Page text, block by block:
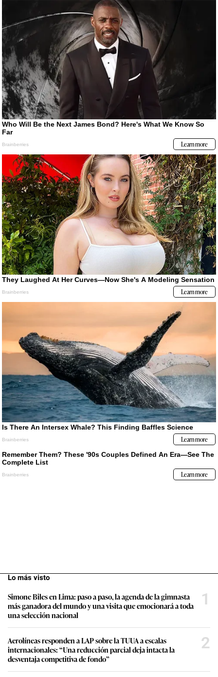
Lo más visto
Simone Biles en Lima: paso a paso, la agenda de la gimnasta
más ganadora del mundo y una visita que emocionará a toda
una selección nacional
1
Aerolíneas responden a LAP sobre la TUUA a escalas
internacionales: “Una reducción parcial deja intacta la
desventaja competitiva de fondo”
2